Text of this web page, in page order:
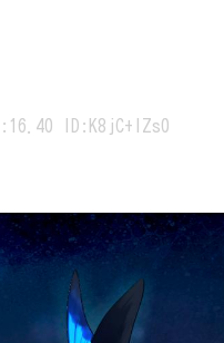
ID:K8jC+IZs0